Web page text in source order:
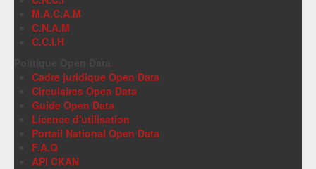
M.A.C.A.M
C.N.A.M
C.C.I.H
Cadre juridique Open Data
Circulaires Open Data
Guide Open Data
Licence d'utilisation
Portail National Open Data
F.A.Q
API CKAN